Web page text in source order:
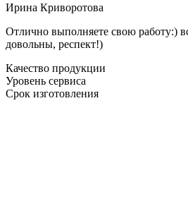
Ирина Криворотова
Отлично выполняете свою работу:)
довольны, респект!)
Качество продукции
Уровень сервиса
Срок изготовления